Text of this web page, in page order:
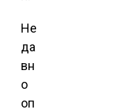
Не
да
вн
о
оп